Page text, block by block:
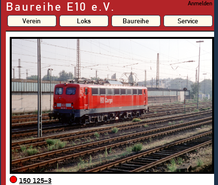
Baureihe E10 e.V. Anmelden
Verein Loks Baureihe Service
150 125–3